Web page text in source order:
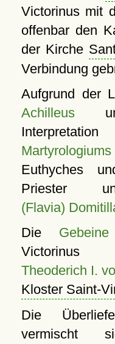
Victorinus mit
offenbar den
der Kirche
Verbindung
Aufgrund der
Achilleus
Euthyches
Priester
(Flavia)
Die Gebeine
Theoderich I.
Kloster Saint-
Die